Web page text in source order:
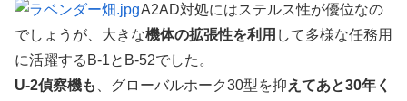
A2AD対処にはステルス性が優位なの
でしょうが、大きな機体の拡張性を利用 して多様な任務用
に活躍するB-1とB-52でした。
U-2偵察機も
、グローバルホーク30型を抑えてあと30年く